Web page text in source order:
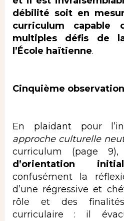
débilité soit en
curriculum capable
multiples défis de
l’École haïtienne.
Cinquième
En plaidant pour
approche culturelle
curriculum (page
d’orientation
confusément la
d’une régressive et
rôle et des
curriculaire : il